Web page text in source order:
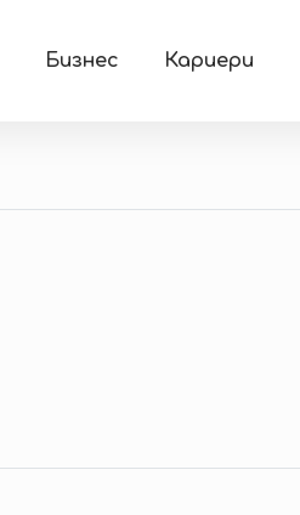
Бизнес Кариери